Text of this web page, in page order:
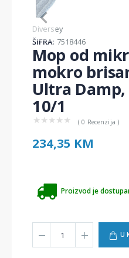
Item
1
of
1
Diversey
ŠIFRA: 7518446
Mop od
mokro
Ultra
10/1
★ ★ ★ ★ ★ ( 0 Recenzija )
234,35 KM
Proizvod je
U